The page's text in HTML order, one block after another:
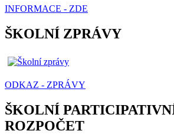
INFORMACE - ZDE
ŠKOLNÍ ZPRÁVY
ODKAZ - ZPRÁVY
ŠKOLNÍ
ROZPOČET